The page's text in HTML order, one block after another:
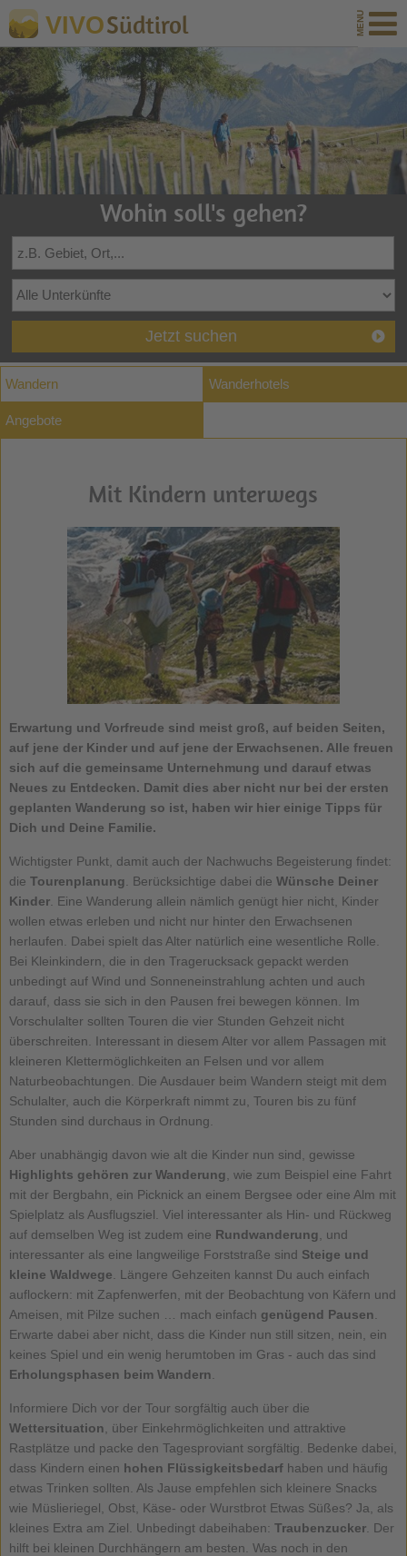
VIVOSüdtirol
Wohin soll's gehen?
Jetzt suchen
Wandern Wanderhotels
Angebote
Mit Kindern unterwegs
Erwartung und Vorfreude sind meist groß, auf beiden Seiten,
auf jene der Kinderund auf jene der Erwachsenen. Alle freuen
sich auf die gemeinsame Unternehmung und darauf etwas
Neues zu Entdecken. Damit dies aber nicht nur bei der ersten
geplanten Wanderung so ist, haben wir hier einige Tipps für
Dich und Deine Familie.
Wichtigster Punkt, damit auch der Nachwuchs Begeisterung findet:
die Tourenplanung . Berücksichtige dabei die Wünsche Deiner
Kinder. Eine Wanderung allein nämlich genügt hier nicht, Kinder
wollen etwas erleben und nicht nur hinter den Erwachsenen
herlaufen. Dabei spielt das Alter natürlich eine wesentliche Rolle.
Bei Kleinkindern, die in den Tragerucksack gepackt werden
unbedingt auf Wind und Sonneneinstrahlung achten und auch
darauf, dass sie sich in den Pausen frei bewegen können. Im
Vorschulalter sollten Touren die vier Stunden Gehzeit nicht
überschreiten. Interessant in diesem Alter vor allem Passagen mit
kleineren Klettermöglichkeiten an Felsen und vor allem
Naturbeobachtungen. Die Ausdauer beim Wandern steigt mit dem
Schulalter, auch die Körperkraft nimmt zu, Touren bis zu fünf
Stunden sind durchaus in Ordnung.
Aber unabhängig davon wie alt die Kinder nun sind, gewisse
Highlights gehören zur Wanderung , wie zum Beispiel eine Fahrt
mit der Bergbahn, ein Picknick an einem Bergsee oder eine Alm mit
Spielplatz als Ausflugsziel. Viel interessanter als Hin- und Rückweg
auf demselben Weg ist zudem eine Rundwanderung , und
interessanter als eine langweilige Forststraße sind Steige und
kleine Waldwege . Längere Gehzeiten kannst Du auch einfach
auflockern: mit Zapfenwerfen, mit der Beobachtung von Käfern und
Ameisen, mit Pilze suchen … mach einfach genügend Pausen
Erwarte dabei aber nicht, dass die Kinder nun still sitzen, nein, ein
keines Spiel und ein wenig herumtoben im Gras - auch das sind
Erholungsphasen beim Wandern
Informiere Dich vor der Tour sorgfältig auch über die
Wettersituation , über Einkehrmöglichkeiten und attraktive
Rastplätze und packe den Tagesproviant sorgfältig. Bedenke dabei,
dass Kindern einen hohen Flüssigkeitsbedarfhaben und häufig
etwas Trinken sollten. Als Jause empfehlen sich kleinere Snacks
wie Müslieriegel, Obst, Käse- oder Wurstbrot Etwas Süßes? Ja, als
kleines Extra am Ziel. Unbedingt dabeihaben: Traubenzucker. Der
hilft bei kleinen Durchhängern am besten. Was noch in den